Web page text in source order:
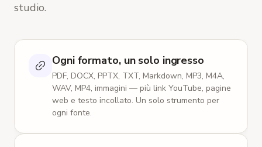
studio.
Ogni formato, un solo ingresso
PDF, DOCX, PPTX, TXT, Markdown, MP3, M4A,
WAV, MP4, immagini — più link YouTube, pagine
web e testo incollato. Un solo strumento per
ogni fonte.